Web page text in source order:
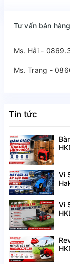
Tư vấn bán hàng
Ms. Hải -
Ms. Trang -
Tin tức
Vì
Vì